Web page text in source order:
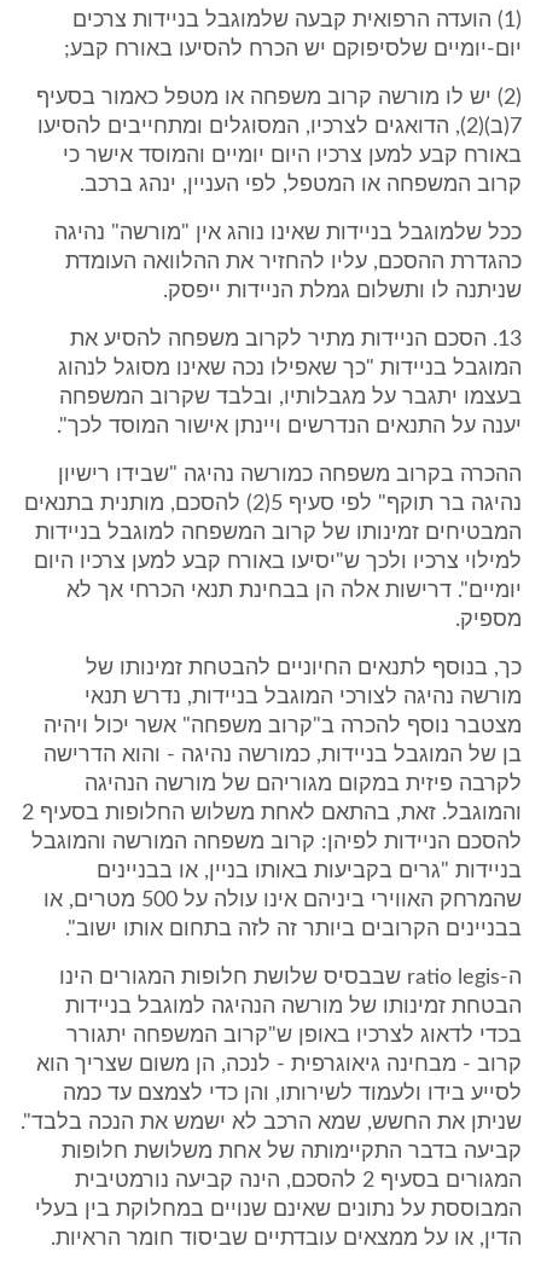
(1) הועדה הרפואית קבעה שלמוגבל בניידות צרכים
יום-יומיים שלסיפוקם יש הכרח להסיעו באורח קבע;
(2) יש לו מורשה קרוב משפחה או מטפל כאמור בסעיף
7(ב)(2), הדואגים לצרכיו, המסוגלים ומתחייבים להסיעו
באורח קבע למען צרכיו היום יומיים והמוסד אישר כי
קרוב המשפחה או המטפל, לפי העניין, ינהג ברכב.
ככל שלמוגבל בניידות שאינו נוהג אין "מורשה" נהיגה
כהגדרת ההסכם, עליו להחזיר את ההלוואה העומדת
שניתנה לו ותשלום גמלת הניידות ייפסק.
13. הסכם הניידות מתיר לקרוב משפחה להסיע את
המוגבל בניידות "כך שאפילו נכה שאינו מסוגל לנהוג
בעצמו יתגבר על מגבלותיו, ובלבד שקרוב המשפחה
יענה על התנאים הנדרשים ויינתן אישור המוסד לכך".
ההכרה בקרוב משפחה כמורשה נהיגה "שבידו רישיון
נהיגה בר תוקף" לפי סעיף 5(2) להסכם, מותנית בתנאים
המבטיחים זמינותו של קרוב המשפחה למוגבל בניידות
למילוי צרכיו ולכך ש"יסיעו באורח קבע למען צרכיו היום
יומיים". דרישות אלה הן בבחינת תנאי הכרחי אך לא
מספיק.
כך, בנוסף לתנאים החיוניים להבטחת זמינותו של
מורשה נהיגה לצורכי המוגבל בניידות, נדרש תנאי
מצטבר נוסף להכרה ב"קרוב משפחה" אשר יכול ויהיה
בן של המוגבל בניידות, כמורשה נהיגה - והוא הדרישה
לקרבה פיזית במקום מגוריהם של מורשה הנהיגה
והמוגבל. זאת, בהתאם לאחת משלוש החלופות בסעיף 2
להסכם הניידות לפיהן: קרוב משפחה המורשה והמוגבל
בניידות "גרים בקביעות באותו בניין, או בבניינים
שהמרחק האווירי ביניהם אינו עולה על 500 מטרים, או
בבניינים הקרובים ביותר זה לזה בתחום אותו ישוב".
ה-ratio legis שבבסיס שלושת חלופות המגורים הינו
הבטחת זמינותו של מורשה הנהיגה למוגבל בניידות
בכדי לדאוג לצרכיו באופן ש"קרוב המשפחה יתגורר
קרוב - מבחינה גיאוגרפית - לנכה, הן משום שצריך הוא
לסייע בידו ולעמוד לשירותו, והן כדי לצמצם עד כמה
שניתן את החשש, שמא הרכב לא ישמש את הנכה בלבד".
קביעה בדבר התקיימותה של אחת משלושת חלופות
המגורים בסעיף 2 להסכם, הינה קביעה נורמטיבית
המבוססת על נתונים שאינם שנויים במחלוקת בין בעלי
הדין, או על ממצאים עובדתיים שביסוד חומר הראיות.